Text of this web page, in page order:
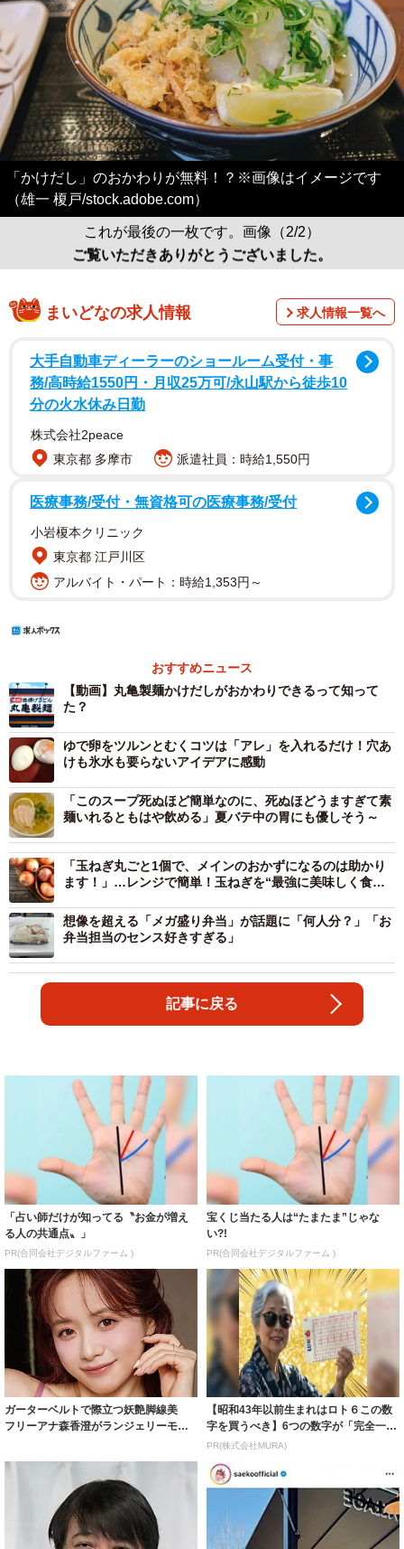
「かけだし」のおかわりが無料！？※画像はイメージです
（雄一 榎戸/stock.adobe.com）
これが最後の一枚です。画像（2/2）
ご覧いただきありがとうございました。
まいどなの求人情報 求人情報一覧へ
大手自動車ディーラーのショールーム受付・事
務/高時給1550円・月収25万可/永山駅から徒歩10
分の火水休み日勤
株式会社2peace
東京都 多摩市
派遣社員：時給1,550円
医療事務/受付・無資格可の医療事務/受付
小岩榎本クリニック
東京都 江戸川区
アルバイト・パート：時給1,353円～
おすすめニュース
【動画】丸亀製麺かけだしがおかわりできるって知って
た？
ゆで卵をツルンとむくコツは「アレ」を入れるだけ！穴あ
けも氷水も要らないアイデアに感動
「このスープ死ぬほど簡単なのに、死ぬほどうますぎて素
麺いれるともはや飲める」夏バテ中の胃にも優しそう～
「玉ねぎ丸ごと1個で、メインのおかずになるのは助かり
ます！」…レンジで簡単！玉ねぎを“最強に美味しく食べ
想像を超える「メガ盛り弁当」が話題に「何人分？」「お
弁当担当のセンス好きすぎる」
記事に戻る
「占い師だけが知ってる〝お金が増え
る人の共通点〟」
PR(合同会社デジタルファーム )
宝くじ当たる人は“たまたま”じゃな
い?!
PR(合同会社デジタルファーム )
ガーターベルトで際立つ妖艶脚線美
フリーアナ森香澄がランジェリーモデ
【昭和43年以前生まれはロト６この数
字を買うべき】6つの数字が「完全一
致」する方...
PR(株式会社MURA)